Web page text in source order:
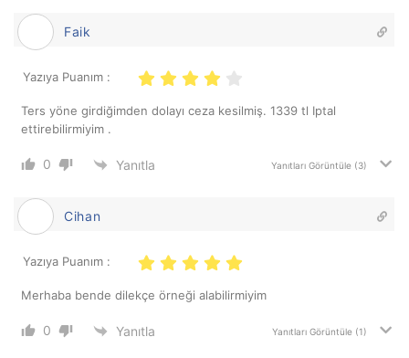
Faik
Yazıya Puanım :
Ters yöne girdiğimden dolayı ceza kesilmiş. 1339 tl Iptal
ettirebilirmiyim .
0 Yanıtla Yanıtları Görüntüle (3)
Cihan
Yazıya Puanım :
Merhaba bende dilekçe örneği alabilirmiyim
0 Yanıtla Yanıtları Görüntüle (1)